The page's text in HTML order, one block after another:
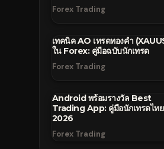
Forex Trading
เทคนิค AO เทรดทองคำ
ใน Forex: คู่มือฉบับนักเทรด
Forex Trading
Android พร้อมรางวัล Best
Trading App: คู่มือนักเทรดไทย
2026
Forex Trading